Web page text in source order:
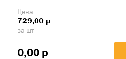
Цена
729,00 р
за шт
0,00 р